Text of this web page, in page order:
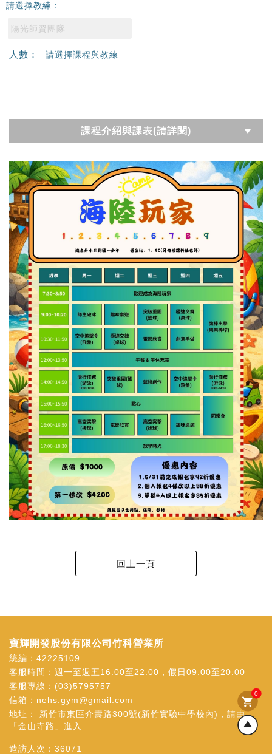
請選擇教練：
陽光師資團隊
人數： 請選擇課程與教練
課程介紹與課表(請詳閱)
shopping_cart
0
寶輝開發股份有限公司竹科營業所
統編：42225109
客服時間：週一至週五16:00至22:00，假日09:00至20:00
客服專線： (03)5795757
信箱： nehs.gym@gmail.com
地址： 新竹市東區介壽路300號(新竹實驗中學校內)，請由
「金山寺路」進入
造訪人次： 36071